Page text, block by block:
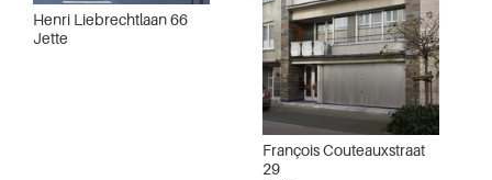
Henri Liebrechtlaan 66
Jette
François Couteauxstraat
29